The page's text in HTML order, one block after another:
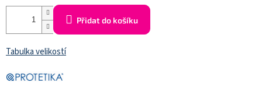
Přidat do košíku
Tabulka velikostí